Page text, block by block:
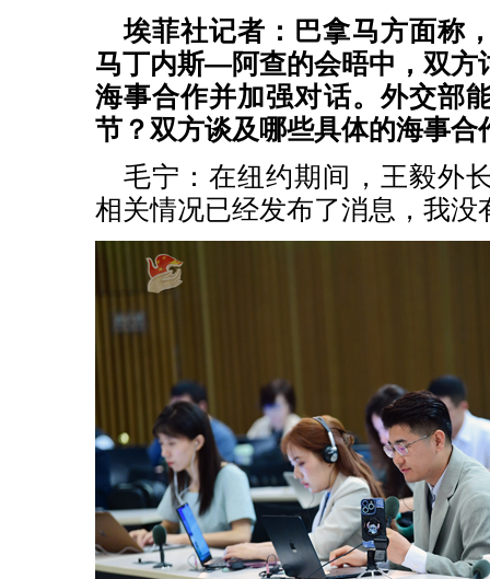
埃菲社记者：巴拿马方面称
马丁内斯—阿查的会晤中，双方
海事合作并加强对话。外交部
节？双方谈及哪些具体的海事合
毛宁：在纽约期间，王毅外
相关情况已经发布了消息，我没